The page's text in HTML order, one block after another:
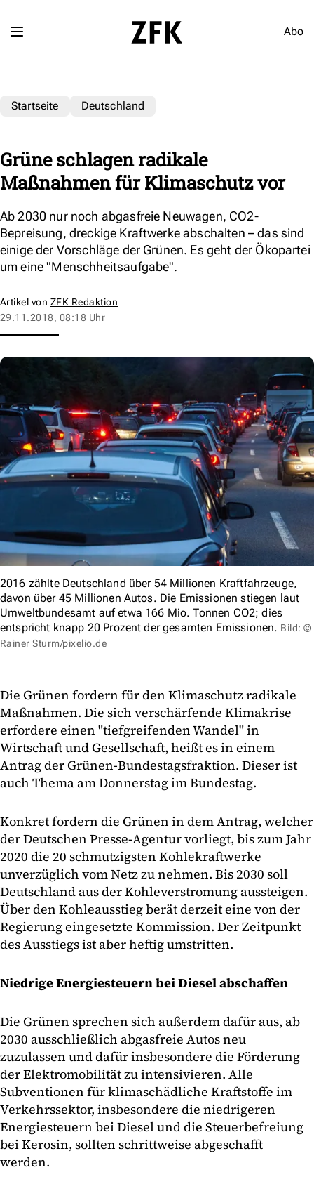
Abo
Startseite Deutschland
Grüne schlagen radikale
Maßnahmen für Klimaschutz vor
Ab 2030 nur noch abgasfreie Neuwagen, CO2-
Bepreisung, dreckige Kraftwerke abschalten – das sind
einige der Vorschläge der Grünen. Es geht der Ökopartei
um eine "Menschheitsaufgabe".
Artikel von ZFK Redaktion
29.11.2018, 08:18 Uhr
2016 zählte Deutschland über 54 Millionen Kraftfahrzeuge,
davon über 45 Millionen Autos. Die Emissionen stiegen laut
Umweltbundesamt auf etwa 166 Mio. Tonnen CO2; dies
entspricht knapp 20 Prozent der gesamten Emissionen. Bild: ©
Rainer Sturm/pixelio.de
Die Grünen fordern für den Klimaschutz radikale
Maßnahmen. Die sich verschärfende Klimakrise
erfordere einen "tiefgreifenden Wandel" in
Wirtschaft und Gesellschaft, heißt es in einem
Antrag der Grünen-Bundestagsfraktion. Dieser ist
auch Thema am Donnerstag im Bundestag.
Konkret fordern die Grünen in dem Antrag, welcher
der Deutschen Presse-Agentur vorliegt, bis zum Jahr
2020 die 20 schmutzigsten Kohlekraftwerke
unverzüglich vom Netz zu nehmen. Bis 2030 soll
Deutschland aus der Kohleverstromung aussteigen.
Über den Kohleausstieg berät derzeit eine von der
Regierung eingesetzte Kommission. Der Zeitpunkt
des Ausstiegs ist aber heftig umstritten.
Niedrige Energiesteuern bei Diesel abschaffen
Die Grünen sprechen sich außerdem dafür aus, ab
2030 ausschließlich abgasfreie Autos neu
zuzulassen und dafür insbesondere die Förderung
der Elektromobilität zu intensivieren. Alle
Subventionen für klimaschädliche Kraftstoffe im
Verkehrssektor, insbesondere die niedrigeren
Energiesteuern bei Diesel und die Steuerbefreiung
bei Kerosin, sollten schrittweise abgeschafft
werden.